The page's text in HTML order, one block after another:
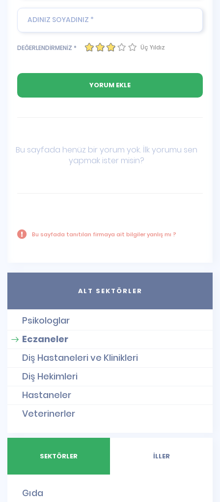
DEĞERLENDİRMENİZ * Üç Yıldız
Bu sayfada henüz bir yorum yok. İlk yorumu sen
yapmak ister misin?
Bu sayfada tanıtılan firmaya ait bilgiler yanlış mı ?
ALT SEKTÖRLER
Psikologlar
Eczaneler
Diş Hastaneleri ve Klinikleri
Diş Hekimleri
Hastaneler
Veterinerler
SEKTÖRLER İLLER
Gıda